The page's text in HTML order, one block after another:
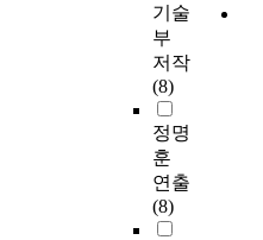
기술
부
저작
(8)
정명
훈
연출
(8)